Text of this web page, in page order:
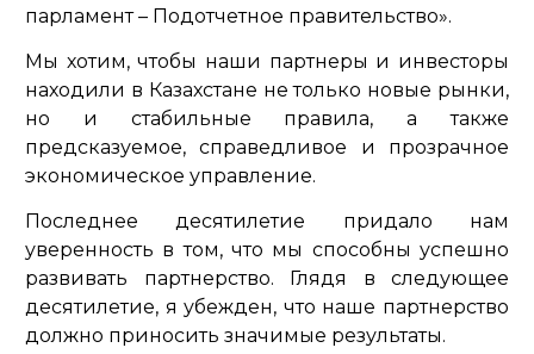
парламент – Подотчетное правительство».
Мы хотим, чтобы наши партнеры и инвесторы
находили в Казахстане не только новые рынки,
но и стабильные правила, а также
предсказуемое, справедливое и прозрачное
экономическое управление.
Последнее десятилетие придало нам
уверенность в том, что мы способны успешно
развивать партнерство. Глядя в следующее
десятилетие, я убежден, что наше партнерство
должно приносить значимые результаты.